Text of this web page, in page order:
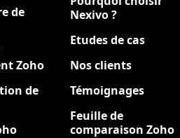
de
Zoho
de
Nexivo ?
Etudes de cas
Nos clients
Témoignages
Feuille de
comparaison Zoho